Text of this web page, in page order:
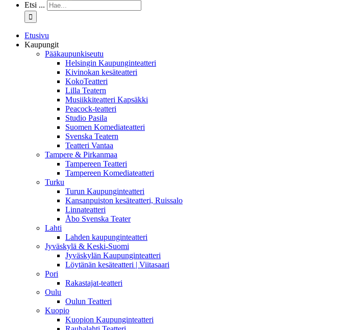
Etsi ...
Etusivu
Kaupungit
Pääkaupunkiseutu
Helsingin Kaupunginteatteri
Kivinokan kesäteatteri
KokoTeatteri
Lilla Teatern
Musiikkiteatteri Kapsäkki
Peacock-teatteri
Studio Pasila
Suomen Komediateatteri
Svenska Teatern
Teatteri Vantaa
Tampere & Pirkanmaa
Tampereen Teatteri
Tampereen Komediateatteri
Turku
Turun Kaupunginteatteri
Kansanpuiston kesäteatteri, Ruissalo
Linnateatteri
Åbo Svenska Teater
Lahti
Lahden kaupunginteatteri
Jyväskylä & Keski-Suomi
Jyväskylän Kaupunginteatteri
Löytänän kesäteatteri | Viitasaari
Pori
Rakastajat-teatteri
Oulu
Oulun Teatteri
Kuopio
Kuopion Kaupunginteatteri